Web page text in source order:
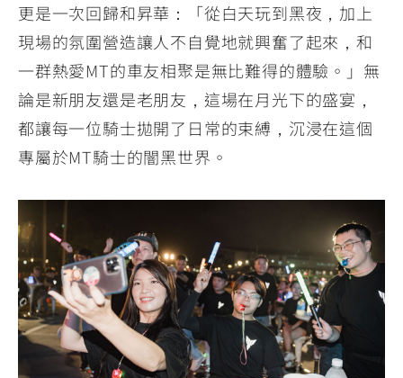
更是一次回歸和昇華：「從白天玩到黑夜，加上
現場的氛圍營造讓人不自覺地就興奮了起來，和
一群熱愛MT的車友相聚是無比難得的體驗。」無
論是新朋友還是老朋友，這場在月光下的盛宴，
都讓每一位騎士拋開了日常的束縛，沉浸在這個
專屬於MT騎士的闇黑世界。